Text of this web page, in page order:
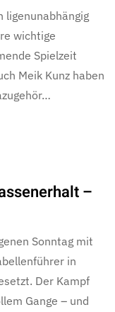
ligenunabhängig
wichtige
Spielzeit
Meik Kunz haben
–
Sonntag mit
in
Der Kampf
Gange – und